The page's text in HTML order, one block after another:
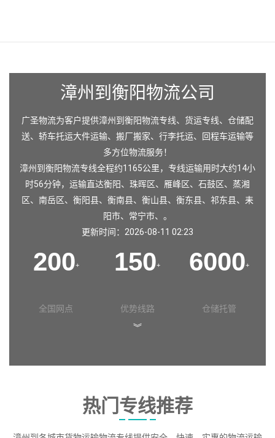
漳州到衡阳物流公司
广圣物流为客户提供漳州到衡阳物流专线、货运专线、仓储配
送、轿车托运大件运输、搬厂搬家、行李托运、回程车运输等
多方位物流服务！
漳州到衡阳物流专线全程约1165公里，专线运输用时大约14小
时56分钟，运输直达衡阳、 珠晖区、 雁峰区、 石鼓区、 蒸湘
区、 南岳区、 衡阳县、 衡南县、 衡山县、 衡东县、 祁东县、 耒
阳市、 常宁市、。
更新时间：2026-08-11 02:23
200+
全国网点
150+
优势线路
6000+
仓储托管
︾
热门专线推荐